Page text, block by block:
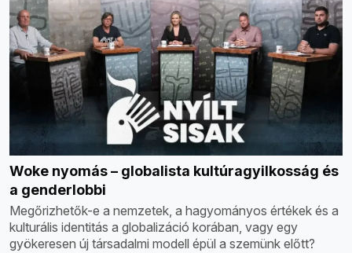
Woke nyomás – globalista kultúragyilkosság és
a genderlobbi
Megőrizhetők-e a nemzetek, a hagyományos értékek és a
kulturális identitás a globalizáció korában, vagy egy
gyökeresen új társadalmi modell épül a szemünk előtt?